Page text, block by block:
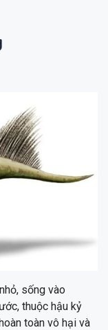
sống vào
thuộc hậu kỷ
toàn vô hại và